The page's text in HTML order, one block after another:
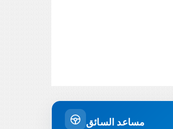
مساعد السائق